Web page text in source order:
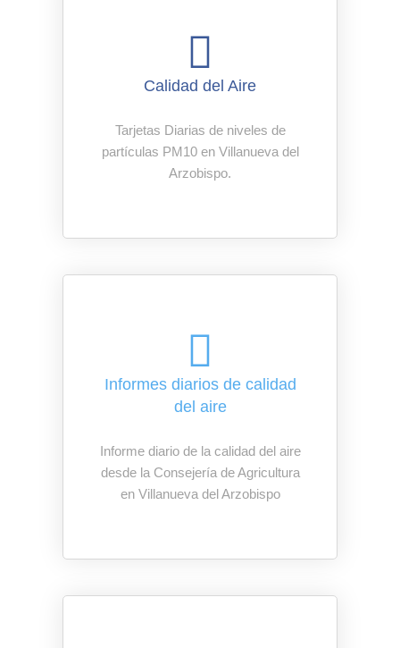
Calidad del Aire
Tarjetas Diarias de niveles de
partículas PM10 en Villanueva del
Arzobispo.
Informes diarios de calidad
del aire
Informe diario de la calidad del aire
desde la Consejería de Agricultura
en Villanueva del Arzobispo